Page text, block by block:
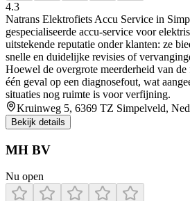
4.3
Natrans Elektrofiets Accu Service in
gespecialiseerde accu-service voor
uitstekende reputatie onder klanten: ze
snelle en duidelijke revisies of
Hoewel de overgrote meerderheid van
één geval op een diagnosefout, wat
situaties nog ruimte is voor verfijning.
Kruinweg 5, 6369 TZ Simpelveld,
Bekijk details
MH BV
Nu open